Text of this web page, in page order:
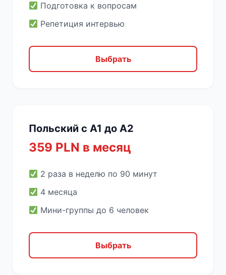
Подготовка к вопросам
Репетиция интервью
Выбрать
Польский с A1 до A2
359 PLN в месяц
2 раза в неделю по 90 минут
4 месяца
Мини-группы до 6 человек
Выбрать